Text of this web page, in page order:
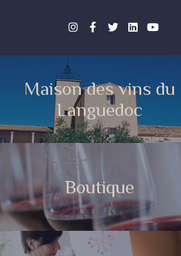
Maison des vins du
Languedoc
Boutique